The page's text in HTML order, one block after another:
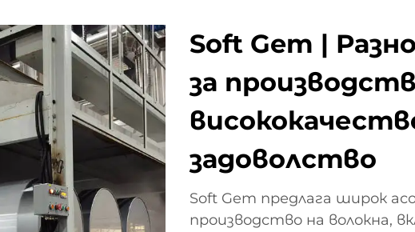
Soft Gem |
за
задоволство
Soft Gem предлага широк
производство на волокна,